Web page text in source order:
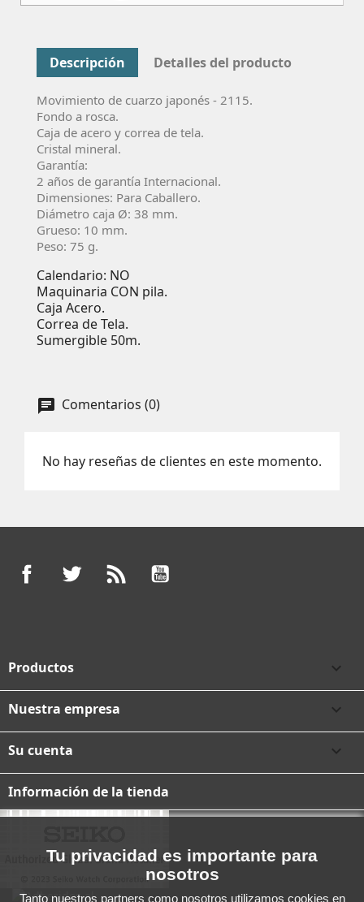
Descripción Detalles del producto
Movimiento de cuarzo japonés - 2115.
Fondo a rosca.
Caja de acero y correa de tela.
Cristal mineral.
Garantía:
2 años de garantí­a Internacional.
Dimensiones: Para Caballero.
Diámetro caja Ø: 38 mm.
Grueso: 10 mm.
Peso: 75 g.
Calendario: NO
Maquinaria CON pila.
Caja Acero.
Correa de Tela.
Sumergible 50m.
Comentarios (0)
No hay reseñas de clientes en este momento.
FacebookTwitter
Productos 
Nuestra empresa 
Su cuenta 
Información de la tienda
Tu privacidad es importante para
nosotros
Tanto nuestros partners como nosotros utilizamos cookies en